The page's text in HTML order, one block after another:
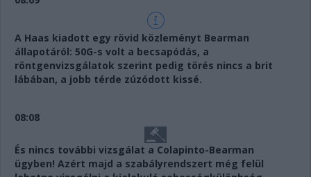
A Haas kiadott egy rövid közleményt Bearman
állapotáról: 50G-s volt a becsapódás, a
röntgenvizsgálatok szerint pedig törés nincs a brit
lábában, a jobb térde zúzódott kissé.
08:08
És nincs további vizsgálat a Colapinto-Bearman
ügyben! Azért majd a szabályrendszert még felül